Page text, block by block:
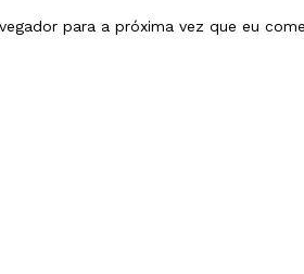
para a próxima vez que eu